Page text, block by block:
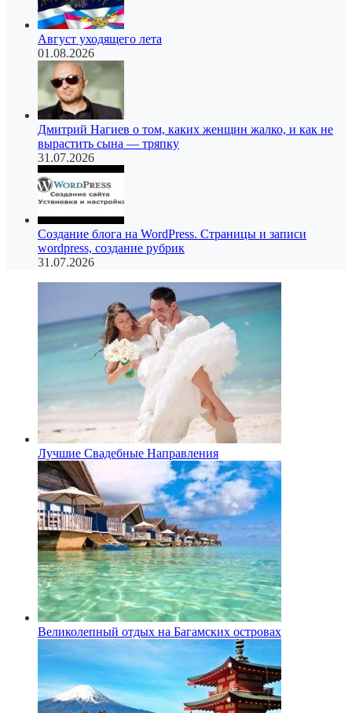
Август уходящего лета
01.08.2026
Дмитрий Нагиев о том, каких женщин жалко, и как не
вырастить сына — тряпку
31.07.2026
Создание блога на WordPress. Страницы и записи
wordpress, создание рубрик
31.07.2026
Лучшие Свадебные Направления
Великолепный отдых на Багамских островах